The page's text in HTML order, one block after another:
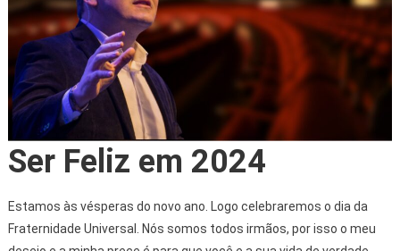
Ser Feliz em 2024
Estamos às vésperas do novo ano. Logo celebraremos o dia da
Fraternidade Universal. Nós somos todos irmãos, por isso o meu